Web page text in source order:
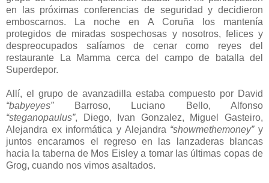
en las próximas conferencias de seguridad y decidieron
emboscarnos. La noche en A Coruña los mantenía
protegidos de miradas sospechosas y nosotros, felices y
despreocupados salíamos de cenar como reyes del
restaurante La Mamma cerca del campo de batalla del
Superdepor.
Allí, el grupo de avanzadilla estaba compuesto por David
“babyeyes”Barroso, Luciano Bello, Alfonso
“steganopaulus”, Diego, Ivan Gonzalez, Miguel Gasteiro,
Alejandra ex informática y Alejandra “showmethemoney”y
juntos encaramos el regreso en las lanzaderas blancas
hacia la taberna de Mos Eisley a tomar las últimas copas de
Grog, cuando nos vimos asaltados.